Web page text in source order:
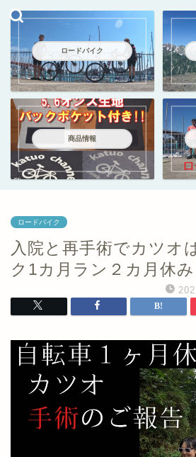
ロードバイク
商品情報
ロードバイク
入院と再手術でカツオ
ク1カ月ラン２カ月休